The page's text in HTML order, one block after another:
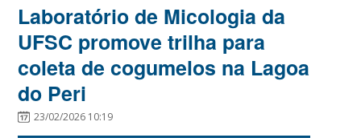
Laboratório de Micologia da
UFSC promove trilha para
coleta de cogumelos na Lagoa
do Peri
23/02/2026 10:19